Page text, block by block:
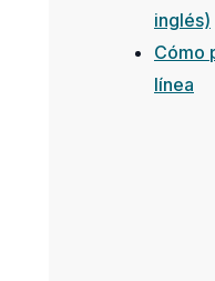
inglés)
Cómo
línea